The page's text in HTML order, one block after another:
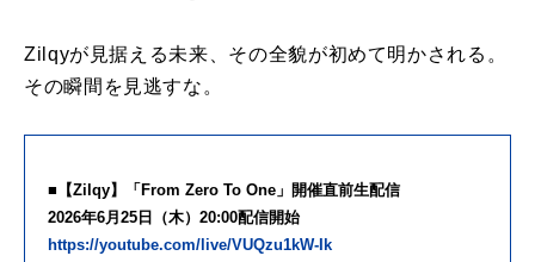
Zilqyが見据える未来、その全貌が初めて明かされる。
その瞬間を見逃すな。
■【Zilqy】「From Zero To One」開催直前生配信
2026年6月25日（木）20:00配信開始
https://youtube.com/live/VUQzu1kW-Ik